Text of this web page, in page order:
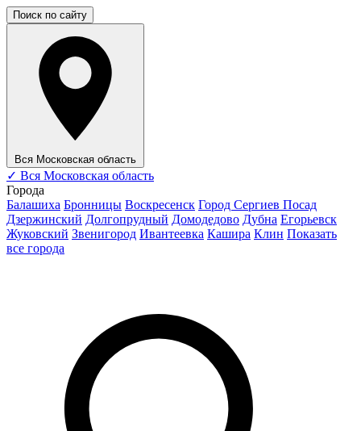
Поиск по сайту
Вся Московская область
✓ Вся Московская область
Города
Балашиха Бронницы Воскресенск Город Сергиев Посад
Дзержинский Долгопрудный Домодедово Дубна Егорьевск
Жуковский Звенигород Ивантеевка Кашира Клин Показать
все города